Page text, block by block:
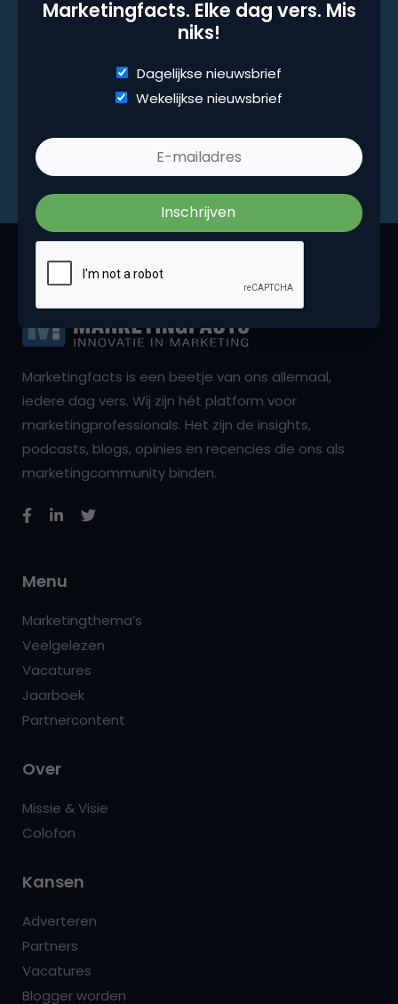
Marketingfacts. Elke dag vers. Mis
niks!
Dagelijkse nieuwsbrief
Wekelijkse nieuwsbrief
Marketingfacts is een beetje van ons allemaal,
iedere dag vers. Wij zijn hét platform voor
marketingprofessionals. Het zijn de insights,
podcasts, blogs, opinies en recencies die ons als
marketingcommunity binden.
Menu
Marketingthema’s
Veelgelezen
Vacatures
Jaarboek
Partnercontent
Over
Missie & Visie
Colofon
Kansen
Adverteren
Partners
Vacatures
Blogger worden